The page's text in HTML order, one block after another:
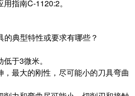
指南C-1120:2。
典型特性或要求有哪些？
于3微米。
，最大的刚性，尽可能小的刀具弯曲